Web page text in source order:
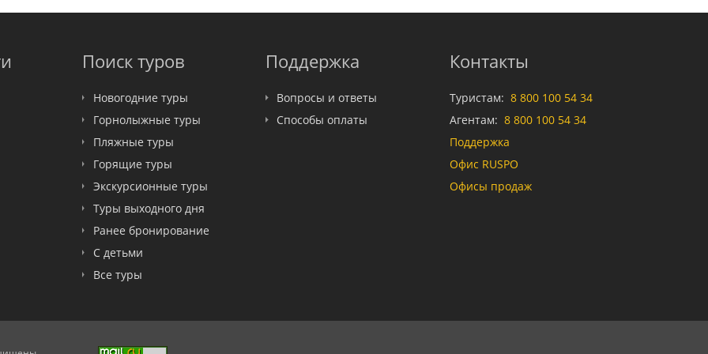
Поиск туров
Новогодние туры
Горнолыжные туры
Пляжные туры
Горящие туры
Экскурсионные туры
Туры выходного дня
Ранее бронирование
С детьми
Все туры
Поддержка
Вопросы и ответы
Способы оплаты
Контакты
Туристам: 8 800 100 54 34
Агентам: 8 800 100 54 34
Поддержка
Офис RUSPO
Офисы продаж